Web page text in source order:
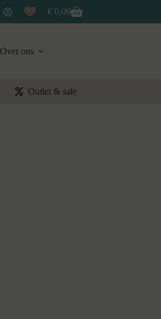
Winkelwagen
€0,00
Over ons
Outlet & sale